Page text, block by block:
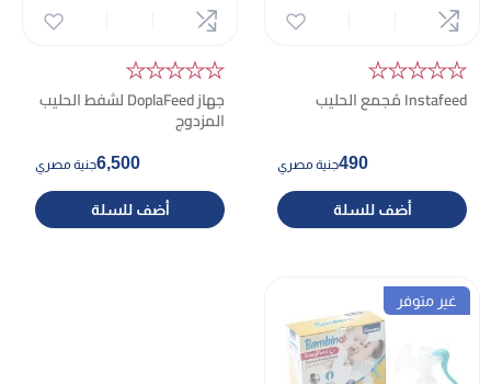
★★★★★
Instafeed مُجمع الحليب
جنية مصري490
أضف للسلة
★★★★★
جهاز DoplaFeed لشفط الحليب
المزدوج
جنية مصري6,500
أضف للسلة
غير متوفر